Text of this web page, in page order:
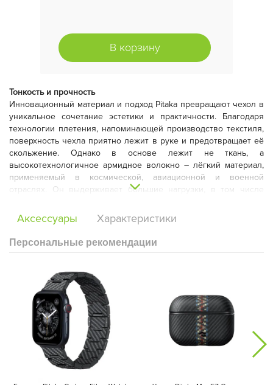
В корзину
Тонкость и прочность
Инновационный материал и подход Pitaka превращают чехол в
уникальное сочетание эстетики и практичности. Благодаря
технологии плетения, напоминающей производство текстиля,
поверхность чехла приятно лежит в руке и предотвращает её
скольжение. Однако в основе лежит не ткань, а
высокотехнологичное армидное волокно – лёгкий материал,
применяемый в космической, авиационной и военной
отраслях. Он выдерживает большие нагрузки, в том числе
гарантирует полноценную защиту устройства, не утяжеляя и
не увеличивая его размеры.
Аксессуары Характеристики
Персональные рекомендации